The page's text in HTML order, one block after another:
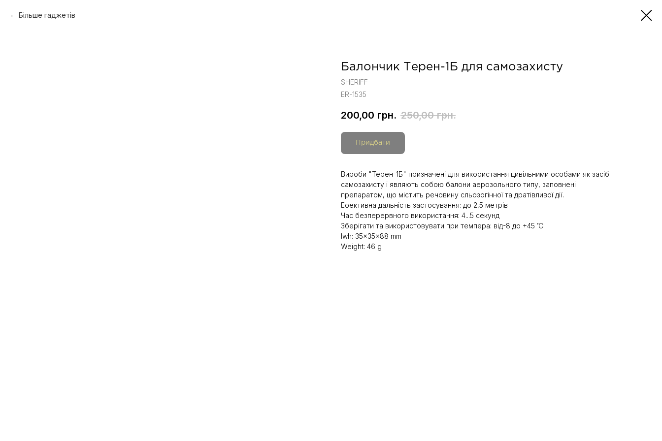
Більше гаджетів
Балончик Терен-1Б для самозахисту
SHERIFF
ER-1535
200,00 грн. 250,00 грн.
Придбати
Вироби "Терен-1Б" призначені для використання цивільними особами як засіб
самозахисту і являють собою балони аерозольного типу, заповнені
препаратом, що містить речовину сльозогінної та дратівливої дії.
Ефективна дальність застосування: до 2,5 метрів
Час безперервного використання: 4...5 секунд
Зберігати та використовувати при темпера: від-8 до +45 ˚С
lwh: 35x35x88 mm
Weight: 46 g